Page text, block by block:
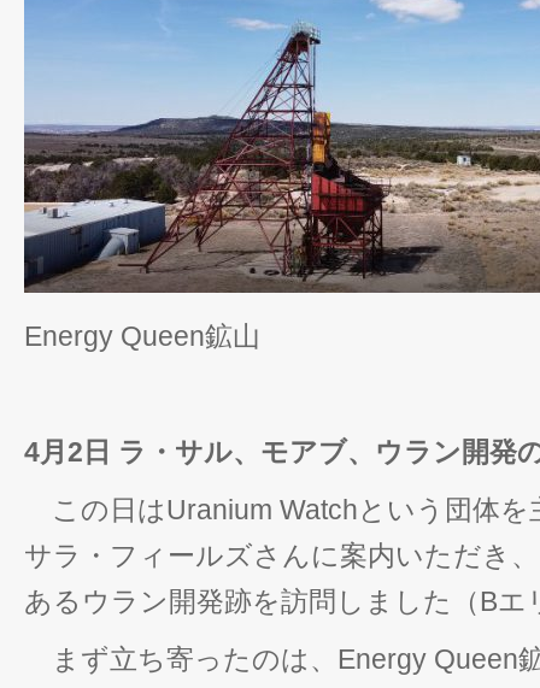
Energy Queen鉱山
4月2日 ラ・サル、モアブ、ウラン開発
この日はUranium Watchという団体を
サラ・フィールズさんに案内いただき
あるウラン開発跡を訪問しました（Bエ
まず立ち寄ったのは、Energy Queen